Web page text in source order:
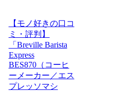
【モノ好きの口コ
ミ・評判】
「Breville Barista
Express
BES870（コーヒ
ーメーカー／エス
プレッソマシ